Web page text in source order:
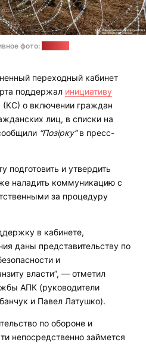
фото:
переходный кабинет
поддержал инициативу
(КС) о включении граждан
лиц, в списки на
“Позірку”в пресс-
подготовить и утвердить
наладить коммуникацию с
за процедуру
в кабинете,
даны представительству по
и
власти”, — отметил
АПК (руководители
и Павел Латушко).
по обороне и
непосредственно займется